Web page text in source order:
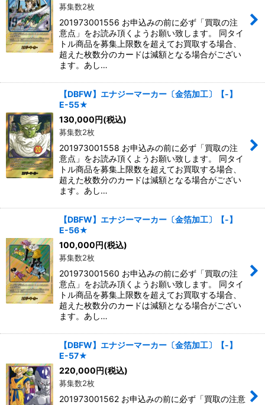
募集数2枚
201973001556 お申込みの前に必ず「買取の注
意点」をお読み頂くようお願い致します。 同タイ
トル商品を募集上限数を超えてお買取する場合、
超えた枚数分のカードは減額となる場合がござい
ます。あし…
【DBFW】エナジーマーカー〔金箔加工〕【-】
E-55★
130,000円(税込)
募集数2枚
201973001558 お申込みの前に必ず「買取の注
意点」をお読み頂くようお願い致します。 同タイ
トル商品を募集上限数を超えてお買取する場合、
超えた枚数分のカードは減額となる場合がござい
ます。あし…
【DBFW】エナジーマーカー〔金箔加工〕【-】
E-56★
100,000円(税込)
募集数2枚
201973001560 お申込みの前に必ず「買取の注
意点」をお読み頂くようお願い致します。 同タイ
トル商品を募集上限数を超えてお買取する場合、
超えた枚数分のカードは減額となる場合がござい
ます。あし…
【DBFW】エナジーマーカー〔金箔加工〕【-】
E-57★
220,000円(税込)
募集数2枚
201973001562 お申込みの前に必ず「買取の注意